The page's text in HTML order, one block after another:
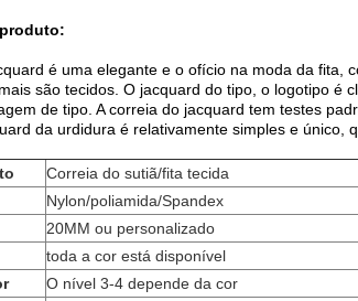
é uma elegante e o ofício na moda da fita,
são tecidos. O jacquard do tipo, o logotipo
de tipo. A correia do jacquard tem testes
da urdidura é relativamente simples e único,
Correia do sutiã/fita tecida
Nylon/poliamida/Spandex
20MM ou personalizado
toda a cor está disponível
O nível 3-4 depende da cor